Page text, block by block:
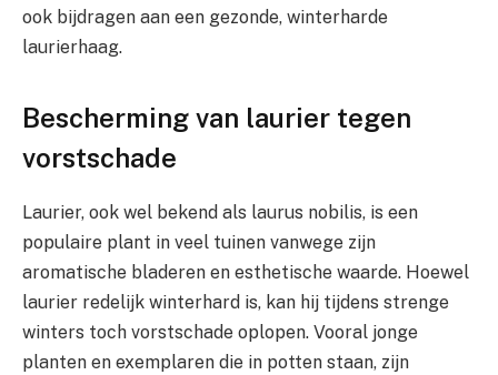
ook bijdragen aan een gezonde, winterharde
laurierhaag.
Bescherming van laurier tegen
vorstschade
Laurier, ook wel bekend als laurus nobilis, is een
populaire plant in veel tuinen vanwege zijn
aromatische bladeren en esthetische waarde. Hoewel
laurier redelijk winterhard is, kan hij tijdens strenge
winters toch vorstschade oplopen. Vooral jonge
planten en exemplaren die in potten staan, zijn